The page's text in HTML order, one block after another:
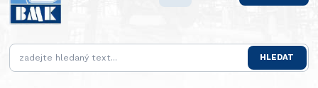
HLEDAT